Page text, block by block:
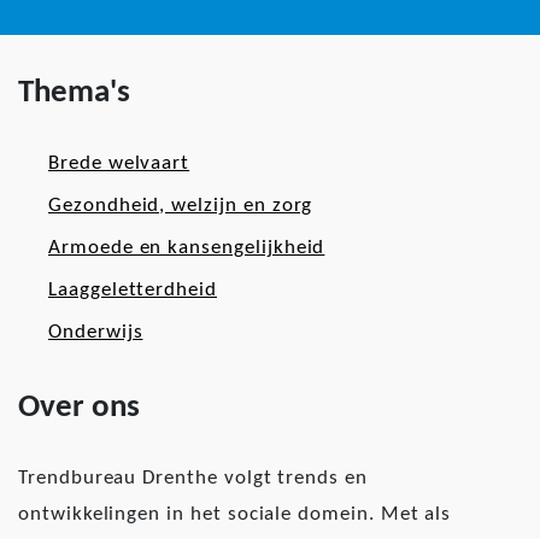
Thema's
Brede welvaart
Gezondheid, welzijn en zorg
Armoede en kansengelijkheid
Laaggeletterdheid
Onderwijs
Over ons
Trendbureau Drenthe volgt trends en
ontwikkelingen in het sociale domein. Met als